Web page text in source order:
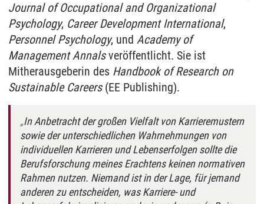
Journal of Occupational and Organizational
Psychology, Career Development International,
Personnel Psychology, und Academy of
Management Annalsveröffentlicht. Sie ist
Mitherausgeberin des Handbook of Research on
Sustainable Careers(EE Publishing).
In Anbetracht der großen Vielfalt von Karrieremustern
sowie der unterschiedlichen Wahrnehmungen von
individuellen Karrieren und Lebenserfolgen sollte die
Berufsforschung meines Erachtens keinen normativen
Rahmen nutzen. Niemand ist in der Lage, für jemand
anderen zu entscheiden, was Karriere- und